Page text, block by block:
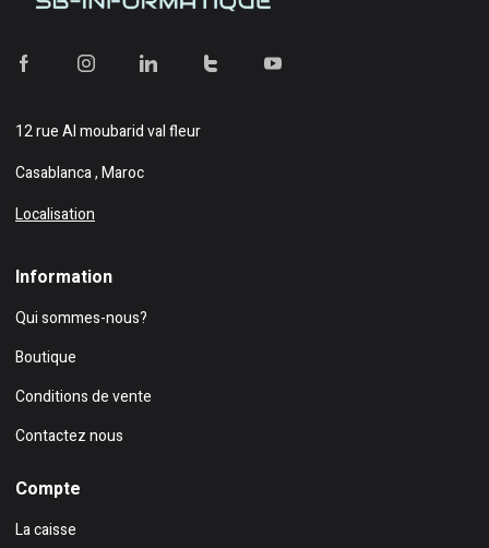
12 rue Al moubarid val fleur
Casablanca , Maroc
Localisation
Information
Qui sommes-nous?
Boutique
Conditions de vente
Contactez nous
Compte
La caisse